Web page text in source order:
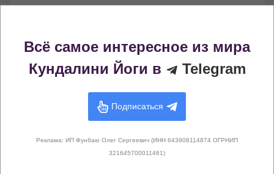
Другие варианты этого упражнения
Всё самое интересное из мира
Кундалини Йоги в
Telegram
Подписаться
Реклама: ИП Фунбаю Олег Сергеевич (ИНН 643908114874 ОГРНИП
321645700011461)